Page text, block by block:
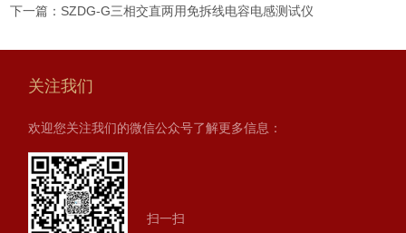
下一篇： SZDG-G三相交直两用免拆线电容电感测试仪
关注我们
欢迎您关注我们的微信公众号了解更多信息：
扫一扫